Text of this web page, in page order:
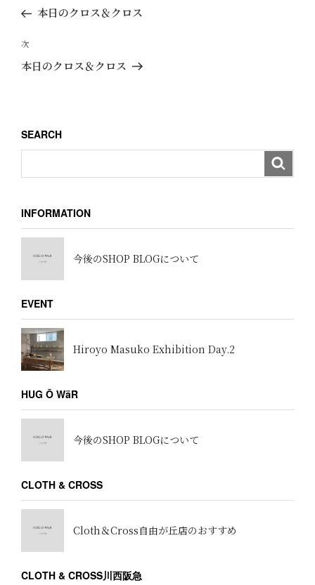
ナ
ビ
ゲ
ン
去
投
稿
本日のクロス＆クロス
次
の
次
本日のクロス＆クロス
SEARCH
INFORMATION
今後のSHOP BLOGについて
EVENT
Hiroyo Masuko Exhibition Day.2
HUG Ō WäR
今後のSHOP BLOGについて
CLOTH & CROSS
Cloth＆Cross自由が丘店のおすすめ
CLOTH & CROSS川西阪急